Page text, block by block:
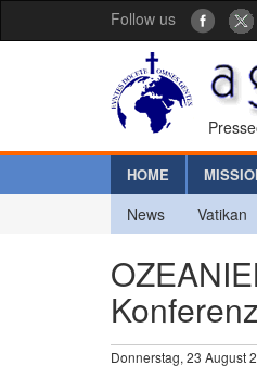
Follow us
HOME
News Vatikan
Donnerstag, 23 August